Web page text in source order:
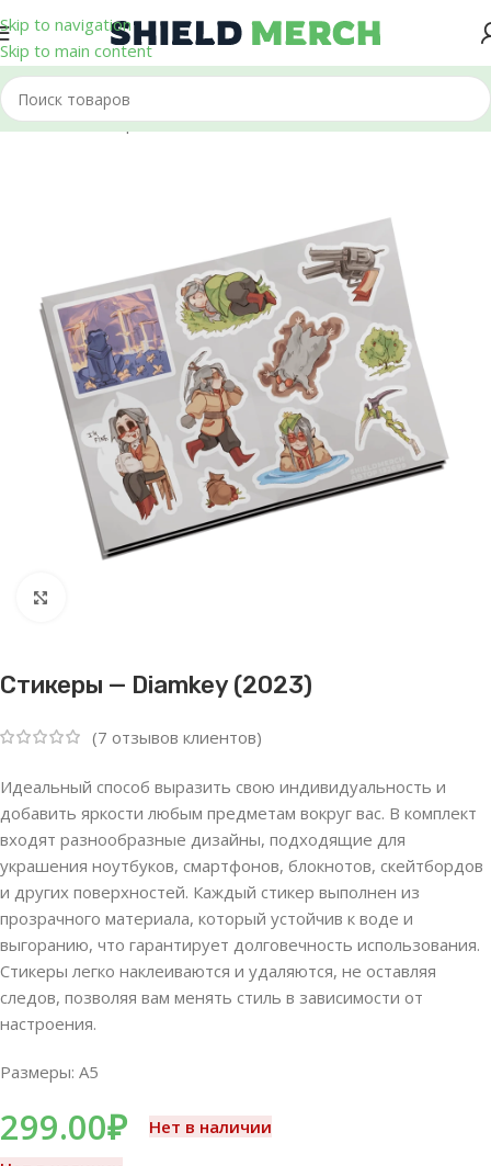
Skip to navigation
Skip to main content
Главная/Стикеры и Наклейки
Стикеры — Diamkey (2023)
(7 отзывов клиентов)
Идеальный способ выразить свою индивидуальность и
добавить яркости любым предметам вокруг вас. В комплект
входят разнообразные дизайны, подходящие для
украшения ноутбуков, смартфонов, блокнотов, скейтбордов
и других поверхностей. Каждый стикер выполнен из
прозрачного материала, который устойчив к воде и
выгоранию, что гарантирует долговечность использования.
Стикеры легко наклеиваются и удаляются, не оставляя
следов, позволяя вам менять стиль в зависимости от
настроения.
Размеры: A5
299.00₽
Нет в наличии